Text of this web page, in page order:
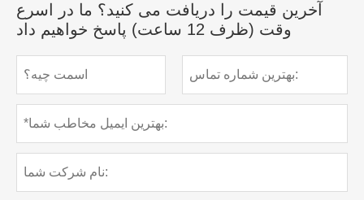
آخرین قیمت را دریافت می کنید؟ ما در اسرع
وقت (ظرف 12 ساعت) پاسخ خواهیم داد